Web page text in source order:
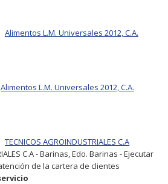
Alimentos L.M. Universales 2012, C.A.
Alimentos L.M. Universales 2012, C.A.
TECNICOS AGROINDUSTRIALES C.A
C.A - Barinas, Edo. Barinas - Ejecutar
de la cartera de clientes